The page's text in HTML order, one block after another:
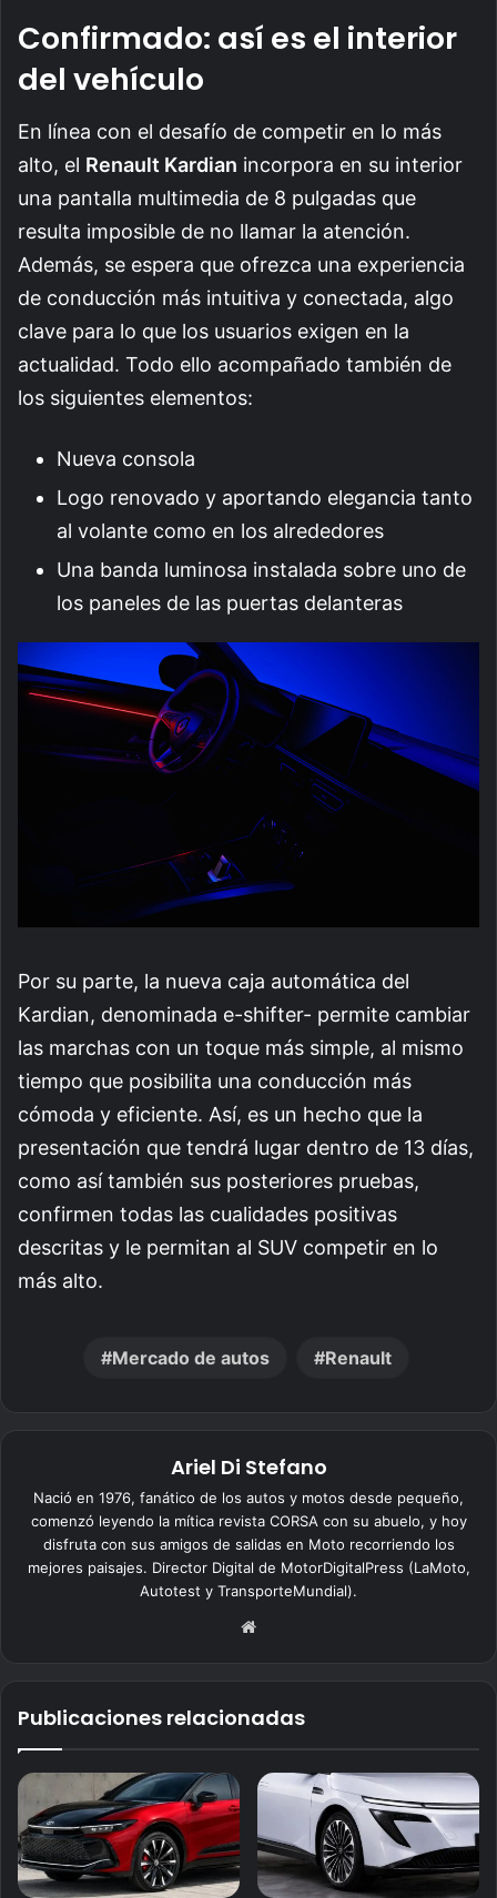
Confirmado: así es el interior
del vehículo
En línea con el desafío de competir en lo más
alto, el Renault Kardian incorpora en su interior
una pantalla multimedia de 8 pulgadas que
resulta imposible de no llamar la atención.
Además, se espera que ofrezca una experiencia
de conducción más intuitiva y conectada, algo
clave para lo que los usuarios exigen en la
actualidad. Todo ello acompañado también de
los siguientes elementos:
Nueva consola
Logo renovado y aportando elegancia tanto
al volante como en los alrededores
Una banda luminosa instalada sobre uno de
los paneles de las puertas delanteras
Por su parte, la nueva caja automática del
Kardian, denominada e-shifter- permite cambiar
las marchas con un toque más simple, al mismo
tiempo que posibilita una conducción más
cómoda y eficiente. Así, es un hecho que la
presentación que tendrá lugar dentro de 13 días,
como así también sus posteriores pruebas,
confirmen todas las cualidades positivas
descritas y le permitan al SUV competir en lo
más alto.
Mercado de autos Renault
Ariel Di Stefano
Nació en 1976, fanático de los autos y motos desde pequeño,
comenzó leyendo la mítica revista CORSA con su abuelo, y hoy
disfruta con sus amigos de salidas en Moto recorriendo los
mejores paisajes. Director Digital de MotorDigitalPress (LaMoto,
Autotest y TransporteMundial).
b
Publicaciones relacionadas